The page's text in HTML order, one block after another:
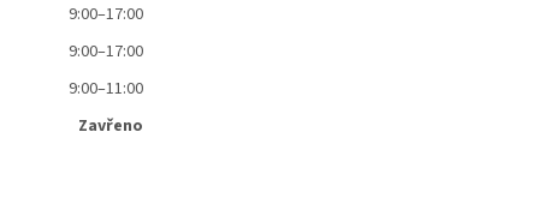
9:00–17:00
9:00–17:00
9:00–11:00
Zavřeno